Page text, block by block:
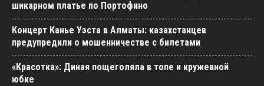
шикарном платье по Портофино
Концерт Канье Уэста в Алматы: казахстанцев
предупредили о мошенничестве с билетами
«Красотка»: Диная пощеголяла в топе и кружевной
юбке